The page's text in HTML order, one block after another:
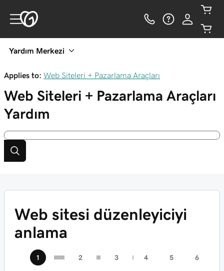
Yardım Merkezi
Applies to: Web Siteleri + Pazarlama Araçları
Web Siteleri + Pazarlama Araçları
Yardım
Web sitesi düzenleyiciyi
anlama